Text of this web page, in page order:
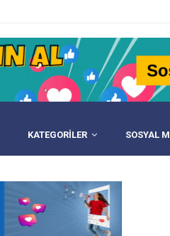
KATEGORİLER SOSYAL